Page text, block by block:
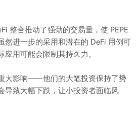
整合推动了强劲的交易量，使 PEPE
然进一步的采用和潜在的 DeFi 用例可
应用可能会限制其持久力。
大影响——他们的大笔投资保持了势
导致大幅下跌，让小投资者面临风